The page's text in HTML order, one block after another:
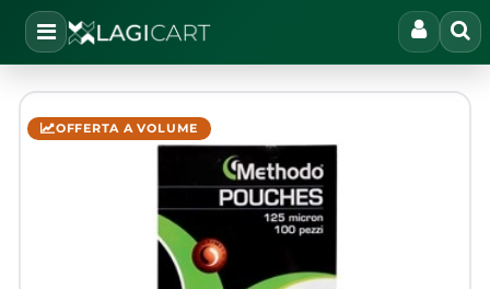
Open
OFFERTA A VOLUME